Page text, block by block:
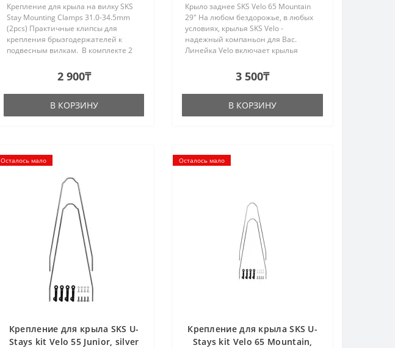
Крепление для крыла на вилку SKS
Stay Mounting Clamps 31.0-34.5mm
(2pcs) Практичные клипсы для
крепления брызгодержателей к
подвесным вилкам. В комплекте 2
2 900₸
В КОРЗИНУ
Крыло заднее SKS Velo 65 Mountain
29" На любом бездорожье, в любых
условиях, крылья SKS Velo -
надежный компаньон для Вас.
Линейка Velo включает крылья
благодаря универсальной системе
крепления, подходит для
большинства вел..
3 500₸
В КОРЗИНУ
Осталось мало
Крепление для крыла SKS U-
Stays kit Velo 55 Junior, silver
Осталось мало
Крепление для крыла SKS U-
Stays kit Velo 65 Mountain,